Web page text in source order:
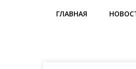
ГЛАВНАЯ